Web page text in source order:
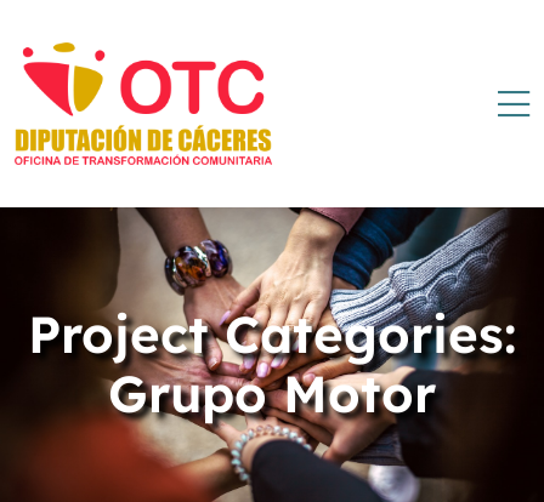
Project Categories:
Grupo Motor